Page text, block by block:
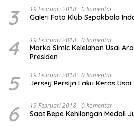
3 19 Februari 2018 0 Komentar
Galeri Foto Klub Sepakbola
4 19 Februari 2018 0 Komentar
Marko Simic Kelelahan Usai
Presiden
5 19 Februari 2018 0 Komentar
Jersey Persija Laku Keras
6 19 Februari 2018 0 Komentar
Saat Bepe Kehilangan Medali